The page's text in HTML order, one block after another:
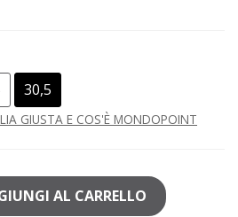
30,5
GIUSTA E COS'È MONDOPOINT
AL CARRELLO